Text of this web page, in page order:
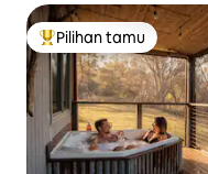
Pilihan tamu terpopuler
Pilihan tamu